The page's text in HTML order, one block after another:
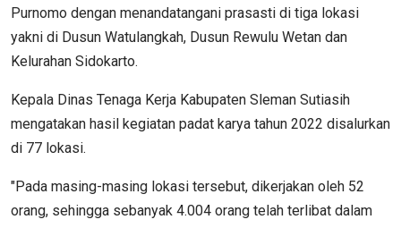
Purnomo dengan menandatangani prasasti di tiga lokasi
yakni di Dusun Watulangkah, Dusun Rewulu Wetan dan
Kelurahan Sidokarto.
Kepala Dinas Tenaga Kerja Kabupaten Sleman Sutiasih
mengatakan hasil kegiatan padat karya tahun 2022 disalurkan
di 77 lokasi.
"Pada masing-masing lokasi tersebut, dikerjakan oleh 52
orang, sehingga sebanyak 4.004 orang telah terlibat dalam